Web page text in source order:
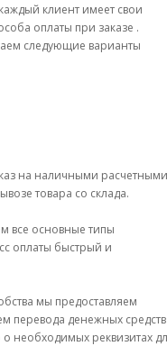
клиент имеет свои
оплаты при заказе .
следующие варианты
на наличными расчетными
товара со склада.
все основные типы
оплаты быстрый и
мы предоставляем
перевода денежных средств
необходимых реквизитах